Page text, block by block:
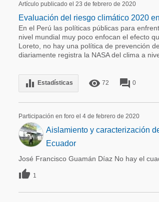
Artículo publicado el 23 de febrero de 2020
Evaluación del riesgo climático 2020
En el Perú las políticas públicas para
nivel mundial muy poco enfocan el efecto
Loreto, no hay una política de prevención
diariamente registra la NASA del clima a
equalizer Estadísticas remove_red_eye 72 forum 0
Participación en foro el 4 de febrero de 2020
Aislamiento y caracterización
Ecuador
José Francisco Guamán Díaz No hay el
 1